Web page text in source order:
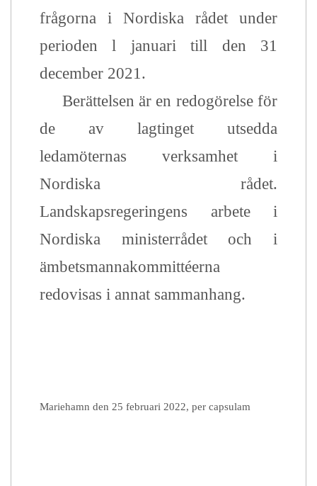
frågorna i Nordiska rådet under
perioden l januari till den 31
december 2021.
Berättelsen är en redogörelse för
de av lagtinget utsedda
ledamöternas verksamhet i
Nordiska rådet.
Landskapsregeringens arbete i
Nordiska ministerrådet och i
ämbetsmannakommittéerna
redovisas i annat sammanhang.
Mariehamn den 25 februari 2022, per capsulam